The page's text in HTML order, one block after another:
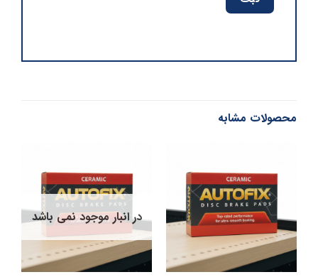
محصولات مشابه
در انبار موجود نمی باشد